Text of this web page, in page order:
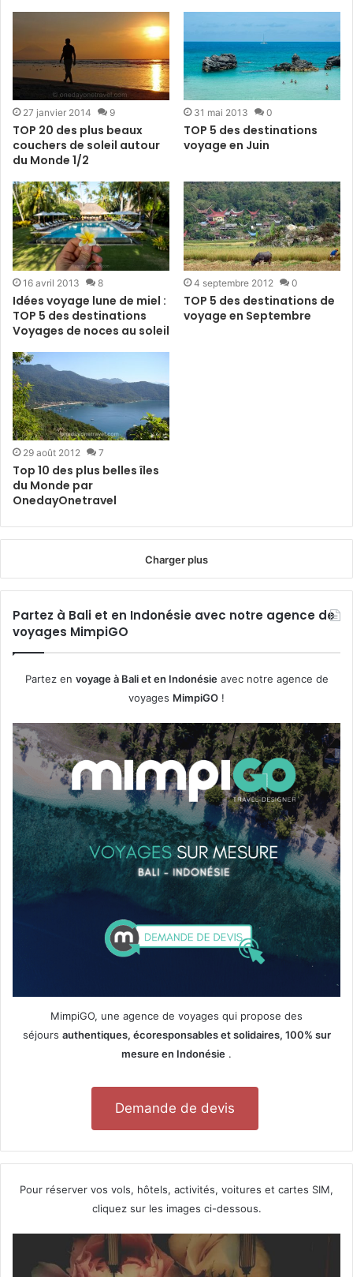
27 janvier 2014 9
TOP 20 des plus beaux
couchers de soleil autour
du Monde 1/2
31 mai 2013 0
TOP 5 des destinations
voyage en Juin
16 avril 2013 8
Idées voyage lune de miel :
TOP 5 des destinations
Voyages de noces au soleil
4 septembre 2012 0
TOP 5 des destinations de
voyage en Septembre
29 août 2012 7
Top 10 des plus belles îles
du Monde par
OnedayOnetravel
Charger plus
Partez à Bali et en Indonésie avec notre agence de
voyages MimpiGO
Partez en voyage à Bali et en Indonésieavec notre agence de
voyages MimpiGO !
MimpiGO, une agence de voyages qui propose des
séjours authentiques, écoresponsables et solidaires, 100% sur
mesure en Indonésie .
Demande de devis
Pour réserver vos vols, hôtels, activités, voitures et cartes SIM,
cliquez sur les images ci-dessous.